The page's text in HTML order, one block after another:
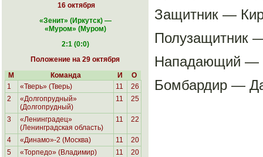
16 октября
«Зенит» (Иркутск) —
«Муром» (Муром)
2:1 (0:0)
Положение на 29 октября
М
Команда И
О
1
«Тверь» (Тверь) 11
26
2
«Долгопрудный»
(Долгопрудный)
11 25
3
«Ленинградец»
(Ленинградская область)
11 22
4 «Динамо»-2 (Москва) 11
20
5
«Торпедо» (Владимир) 11
20
Защитник —
Полузащитник
Нападающий —
Бомбардир —